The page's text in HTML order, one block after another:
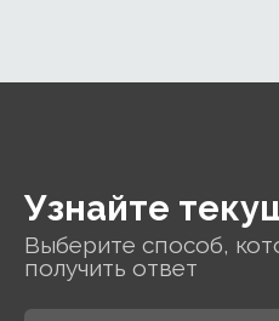
Узнайте
Выберите способ,
получить ответ